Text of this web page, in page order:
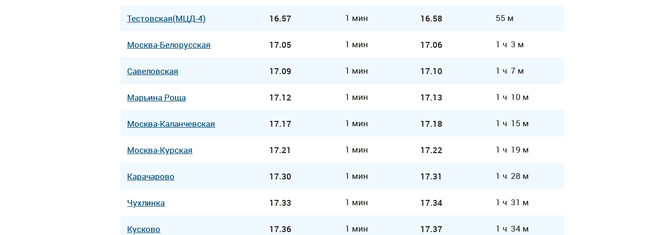
Тестовская(МЦД-4) 16.57 1 мин 16.58 55 м
Москва-Белорусская 17.05 1 мин 17.06 1 ч 3 м
Савеловская 17.09 1 мин 17.10 1 ч 7 м
Марьина Роща 17.12 1 мин 17.13 1 ч 10 м
Москва-Каланчевская 17.17 1 мин 17.18 1 ч 15 м
Москва-Курская 17.21 1 мин 17.22 1 ч 19 м
Карачарово 17.30 1 мин 17.31 1 ч 28 м
Чухлинка 17.33 1 мин 17.34 1 ч 31 м
Кусково 17.36 1 мин 17.37 1 ч 34 м